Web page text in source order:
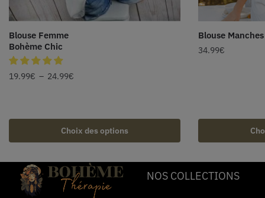
Blouse Femme
Bohème Chic
19.99€ – 24.99€
Choix des options
Blouse
34.99€
NOS COLLECTIONS